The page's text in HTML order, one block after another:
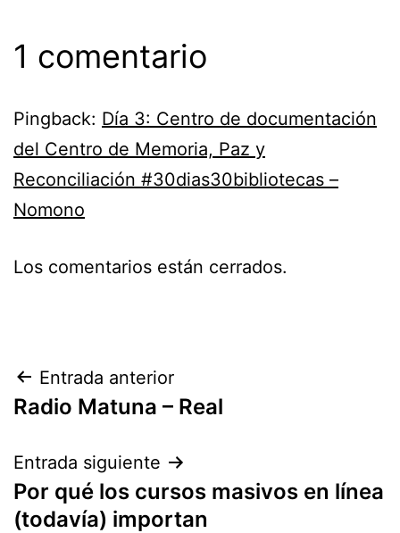
1 comentario
Pingback: Día 3: Centro de documentación
del Centro de Memoria, Paz y
Reconciliación #30dias30bibliotecas –
Nomono
Los comentarios están cerrados.
Navegación
de
entradas
Entrada anterior
Radio Matuna – Real
Entrada siguiente
Por qué los cursos masivos en línea
(todavía) importan